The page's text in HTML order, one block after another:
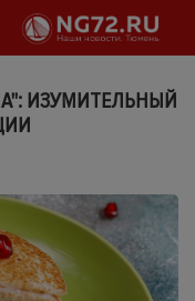
ИЗУМИТЕЛЬНЫЙ